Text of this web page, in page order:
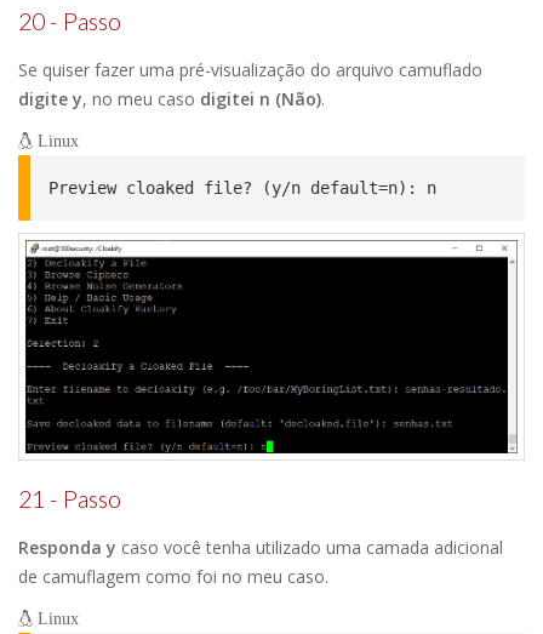
20 - Passo
Se quiser fazer uma pré-visualização do arquivo camuflado
digite y, no meu caso digitei n (Não).
Linux
Preview cloaked file? (y/n default=n): n
21 - Passo
Responda y caso você tenha utilizado uma camada adicional
de camuflagem como foi no meu caso.
Linux